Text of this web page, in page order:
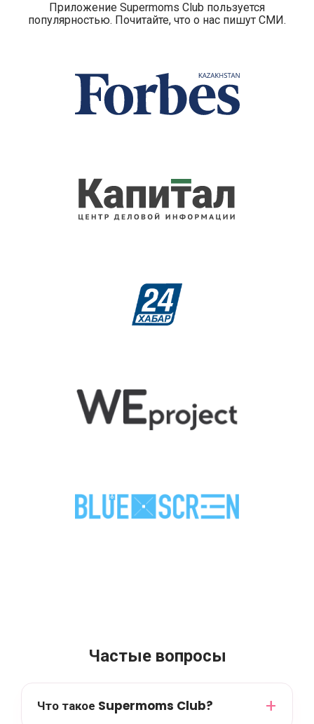
Приложение Supermoms Club пользуется
популярностью. Почитайте, что о нас пишут СМИ.
Частые вопросы
Что такое Supermoms Club?